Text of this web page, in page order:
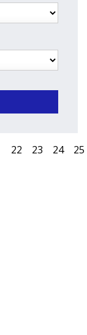
22 23 24 25